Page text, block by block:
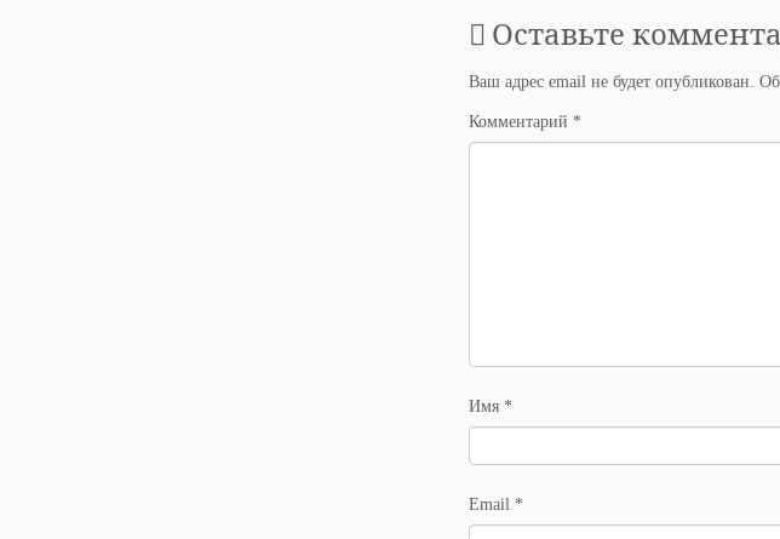
Оставьте
Ваш адрес email не будет опубликован.
Комментарий *
Имя *
Email *